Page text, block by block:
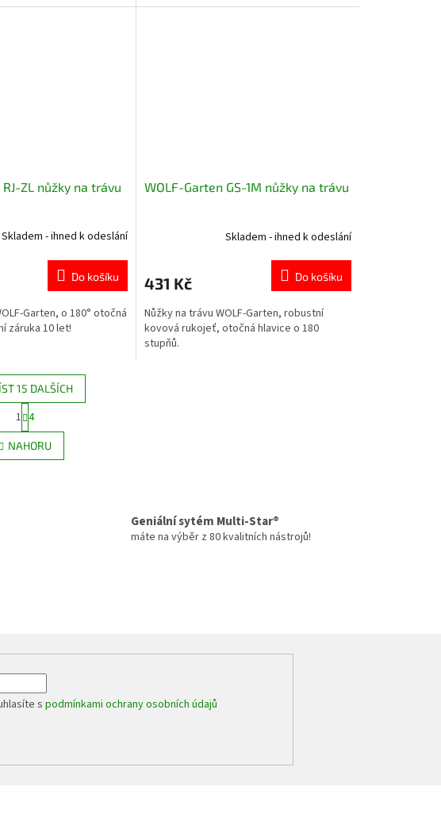
ZL nůžky na trávu
Skladem - ihned k odeslání
Do košíku
Garten, o 180° otočná
záruka 10 let!
WOLF-Garten GS-1M nůžky na trávu
Skladem - ihned k odeslání
431 Kč Do košíku
Nůžky na trávu WOLF-Garten, robustní
kovová rukojeť, otočná hlavice o 180
stupňů.
O
v
l
p
s
u
15 DALŠÍCH
t
r
á
n
1 4
NAHORU
Geniální sytém Multi-Star®
máte na výběr z 80 kvalitních nástrojů!
spodmínkami ochrany osobních údajů